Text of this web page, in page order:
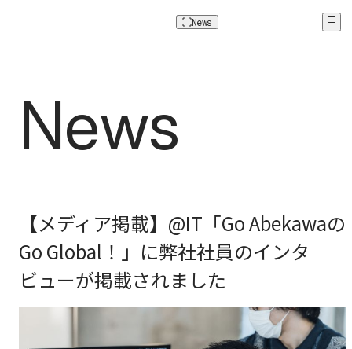
News
News
News
【メディア掲載】@IT「Go Abekawaの
Go Global！」に弊社社員のインタ
ビューが掲載されました